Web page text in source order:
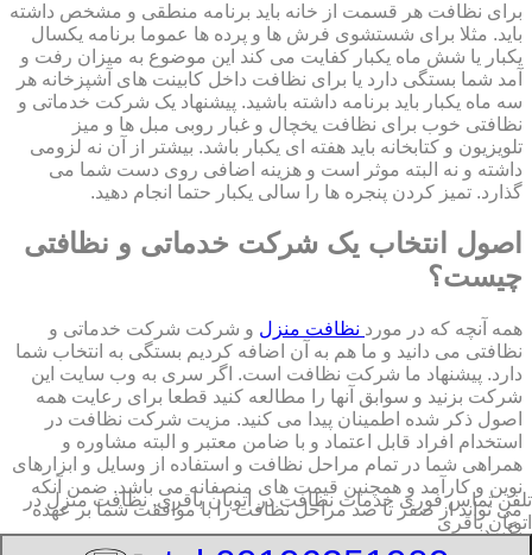
برای نظافت هر قسمت از خانه باید برنامه منطقی و مشخص داشته
باید. مثلا برای شستشوی فرش ها و پرده ها عموما برنامه یکسال
یکبار یا شش ماه یکبار کفایت می کند این موضوع به میزان رفت و
آمد شما بستگی دارد یا برای نظافت داخل کابینت های آشپزخانه هر
سه ماه یکبار باید برنامه داشته باشید. پیشنهاد یک شرکت خدماتی و
نظافتی خوب برای نظافت یخچال و غبار روبی مبل ها و میز
تلویزیون و کتابخانه باید هفته ای یکبار باشد. بیشتر از آن نه لزومی
داشته و نه البته موثر است و هزینه اضافی روی دست شما می
گذارد. تمیز کردن پنجره ها را سالی یکبار حتما انجام دهید.
اصول انتخاب یک شرکت خدماتی و نظافتی
چیست؟
همه آنچه که در مورد نظافت منزل و شرکت شرکت خدماتی و
نظافتی می دانید و ما هم به آن اضافه کردیم بستگی به انتخاب شما
دارد. پیشنهاد ما شرکت نظافت است. اگر سری به وب سایت این
شرکت بزنید و سوابق آنها را مطالعه کنید قطعا برای رعایت همه
اصول ذکر شده اطمینان پیدا می کنید. مزیت شرکت نظافت در
استخدام افراد قابل اعتماد و با ضامن معتبر و البته مشاوره و
همراهی شما در تمام مراحل نظافت و استفاده از وسایل و ابزارهای
نوین و کارآمد و همچنین قیمت های منصفانه می باشد. ضمن آنکه
می تواند از صفر تا صد مراحل نظافت را با موافقت شما بر عهده
بگیرد.
تلفن تماس فوریخدمات نظافت در اتوبان باقری, نظافت منزل در
اتوبان باقری